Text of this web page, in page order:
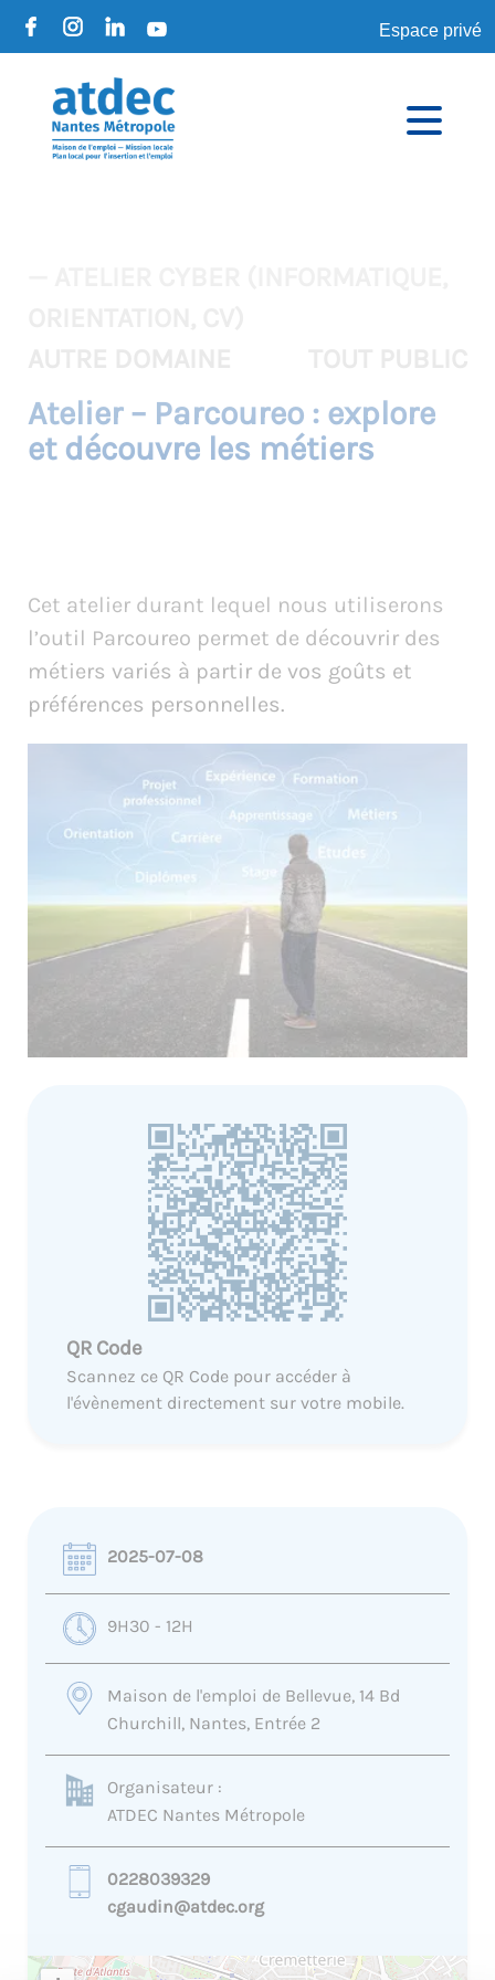
Espace privé
Atelier – Parcoureo : explore
et découvre les métiers
Cet atelier durant lequel nous utiliserons
l’outil Parcoureo permet de découvrir des
métiers variés à partir de vos goûts et
préférences personnelles.
QR Code
Scannez ce QR Code pour accéder à
l'évènement directement sur votre mobile.
2025-07-08
9H30 - 12H
Maison de l'emploi de Bellevue, 14 Bd
Churchill, Nantes, Entrée 2
Organisateur :
ATDEC Nantes Métropole
0228039329
cgaudin@atdec.org